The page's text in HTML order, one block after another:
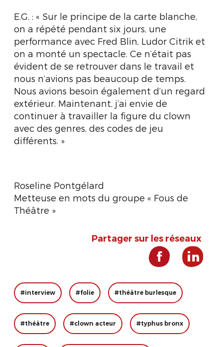
E.G. : « Sur le principe de la carte blanche,
on a répété pendant six jours, une
performance avec Fred Blin, Ludor Citrik et
on a monté un spectacle. Ce n’était pas
évident de se retrouver dans le travail et
nous n’avions pas beaucoup de temps.
Nous avions besoin également d’un regard
extérieur. Maintenant, j’ai envie de
continuer à travailler la figure du clown
avec des genres, des codes de jeu
différents. »
Roseline Pontgélard
Metteuse en mots du groupe « Fous de
Théâtre »
Partager sur les réseaux
#interview #folie #théâtre burlesque
#théâtre #clown acteur #typhus bronx